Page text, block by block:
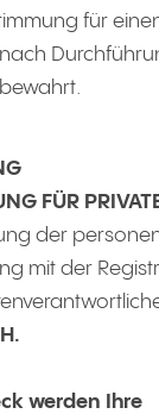
für
FÜR
der
mit der
werden Ihre